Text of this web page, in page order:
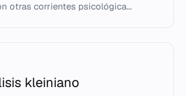
otras corrientes psicológica...
kleiniano